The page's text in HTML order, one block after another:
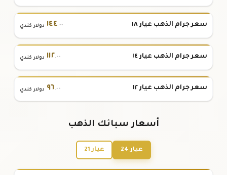
سعر جرام الذهب عيار ١٨ ١٤٤.٠٠ دولار كندي
سعر جرام الذهب عيار ١٤ ١١٢.٠٠ دولار كندي
سعر جرام الذهب عيار ١٢ ٩٦.٠٠ دولار كندي
أسعار سبائك الذهب
عيار 24 عيار 21